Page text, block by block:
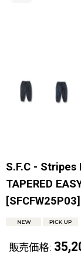
S.F.C - Stripes
TAPERED
[SFCFW25P03]
販売価格: